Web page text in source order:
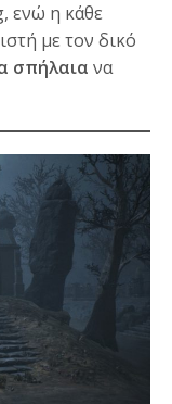
ενώ η κάθε
με τον δικό
σπήλαια να